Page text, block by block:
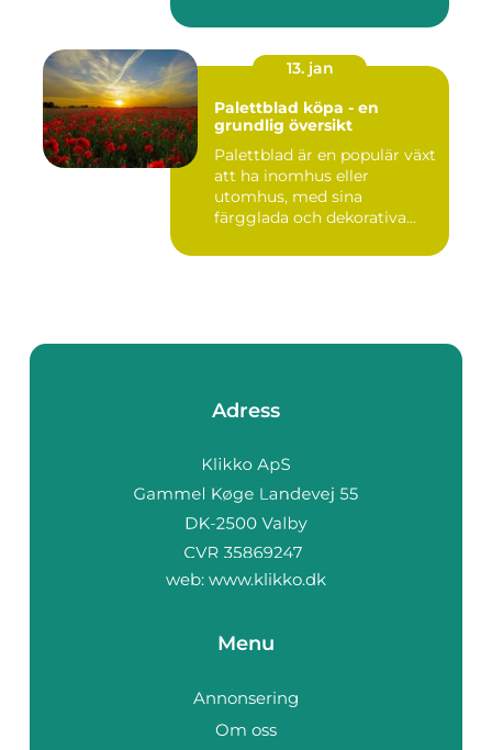
13. jan
Palettblad köpa - en
grundlig översikt
Palettblad är en populär växt
att ha inomhus eller
utomhus, med sina
färgglada och dekorativa
Adress
web: www.klikko.dk
Menu
Annonsering
Om oss